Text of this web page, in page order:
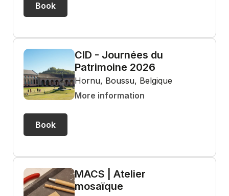
Book
CID - Journées du
Patrimoine 2026
Hornu, Boussu, Belgique
More information
Book
MACS | Atelier
mosaïque